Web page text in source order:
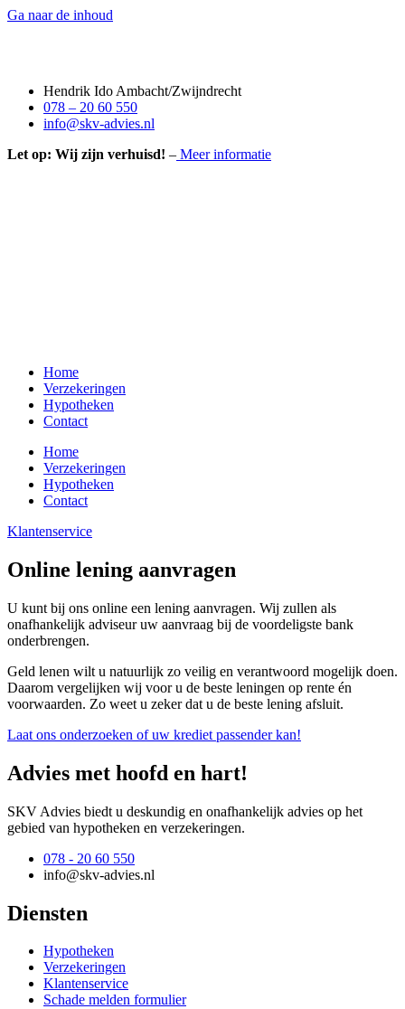
Ga naar de inhoud
Hendrik Ido Ambacht/Zwijndrecht
078 – 20 60 550
info@skv-advies.nl
Let op: Wij zijn verhuisd! – Meer informatie
Home
Verzekeringen
Hypotheken
Contact
Home
Verzekeringen
Hypotheken
Contact
Klantenservice
Online lening aanvragen
U kunt bij ons online een lening aanvragen. Wij zullen als
onafhankelijk adviseur uw aanvraag bij de voordeligste bank
onderbrengen.
Geld lenen wilt u natuurlijk zo veilig en verantwoord mogelijk doen.
Daarom vergelijken wij voor u de beste leningen op rente én
voorwaarden. Zo weet u zeker dat u de beste lening afsluit.
Laat ons onderzoeken of uw krediet passender kan!
Advies met hoofd en hart!
SKV Advies biedt u deskundig en onafhankelijk advies op het
gebied van hypotheken en verzekeringen.
078 - 20 60 550
info@skv-advies.nl
Diensten
Hypotheken
Verzekeringen
Klantenservice
Schade melden formulier